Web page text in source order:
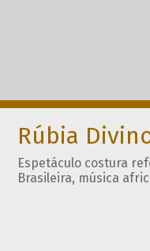
Rúbia
Espetáculo costura
Brasileira, música